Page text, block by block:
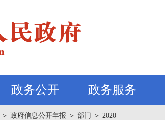
政务公开 政务服务
＞ 政府信息公开年报 ＞ 部门 ＞ 2020